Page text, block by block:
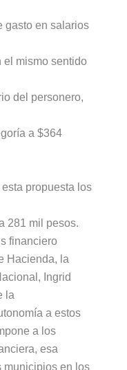
gasto en salarios
el mismo sentido
del personero,
a $364
esta propuesta los
281 mil pesos.
financiero
Hacienda, la
Ingrid
la
a estos
a los
esa
municipios en los